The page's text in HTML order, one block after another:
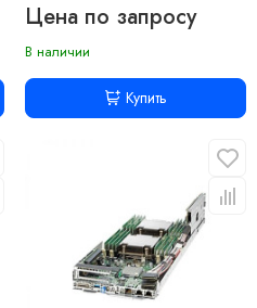
Цена по запросу
В наличии
Купить